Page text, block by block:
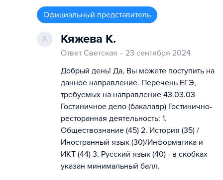
Официальный представитель
Кяжева К.
Ответ Светская
23 сентября 2024
Добрый день! Да, Вы можете поступить на
данное направление. Перечень ЕГЭ,
требуемых на направление 43.03.03
Гостиничное дело (бакалавр) Гостинично-
ресторанная деятельность: 1.
Обществознание (45) 2. История (35) /
Иностранный язык (30)/Информатика и
ИКТ (44) 3. Русский язык (40) - в скобках
указан минимальный балл.